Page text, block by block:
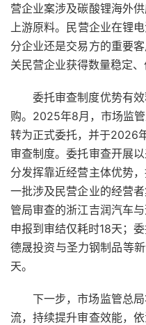
营企业案涉及碳酸锂海外
上游原料。民营企业在锂
分企业还是交易方的重要
关民营企业获得数量稳定、
委托审查制度优势有
购。2025年8月，市场监
转为正式委托，并于2026
审查制度。委托审查开展
分发挥靠近经营主体优势
一批涉及民营企业的经营
管局审查的浙江吉润汽车
申报到审结仅耗时18天；
德晟投资与圣力钢制品等
天。
下一步，市场监管总
流，持续提升审查效能，